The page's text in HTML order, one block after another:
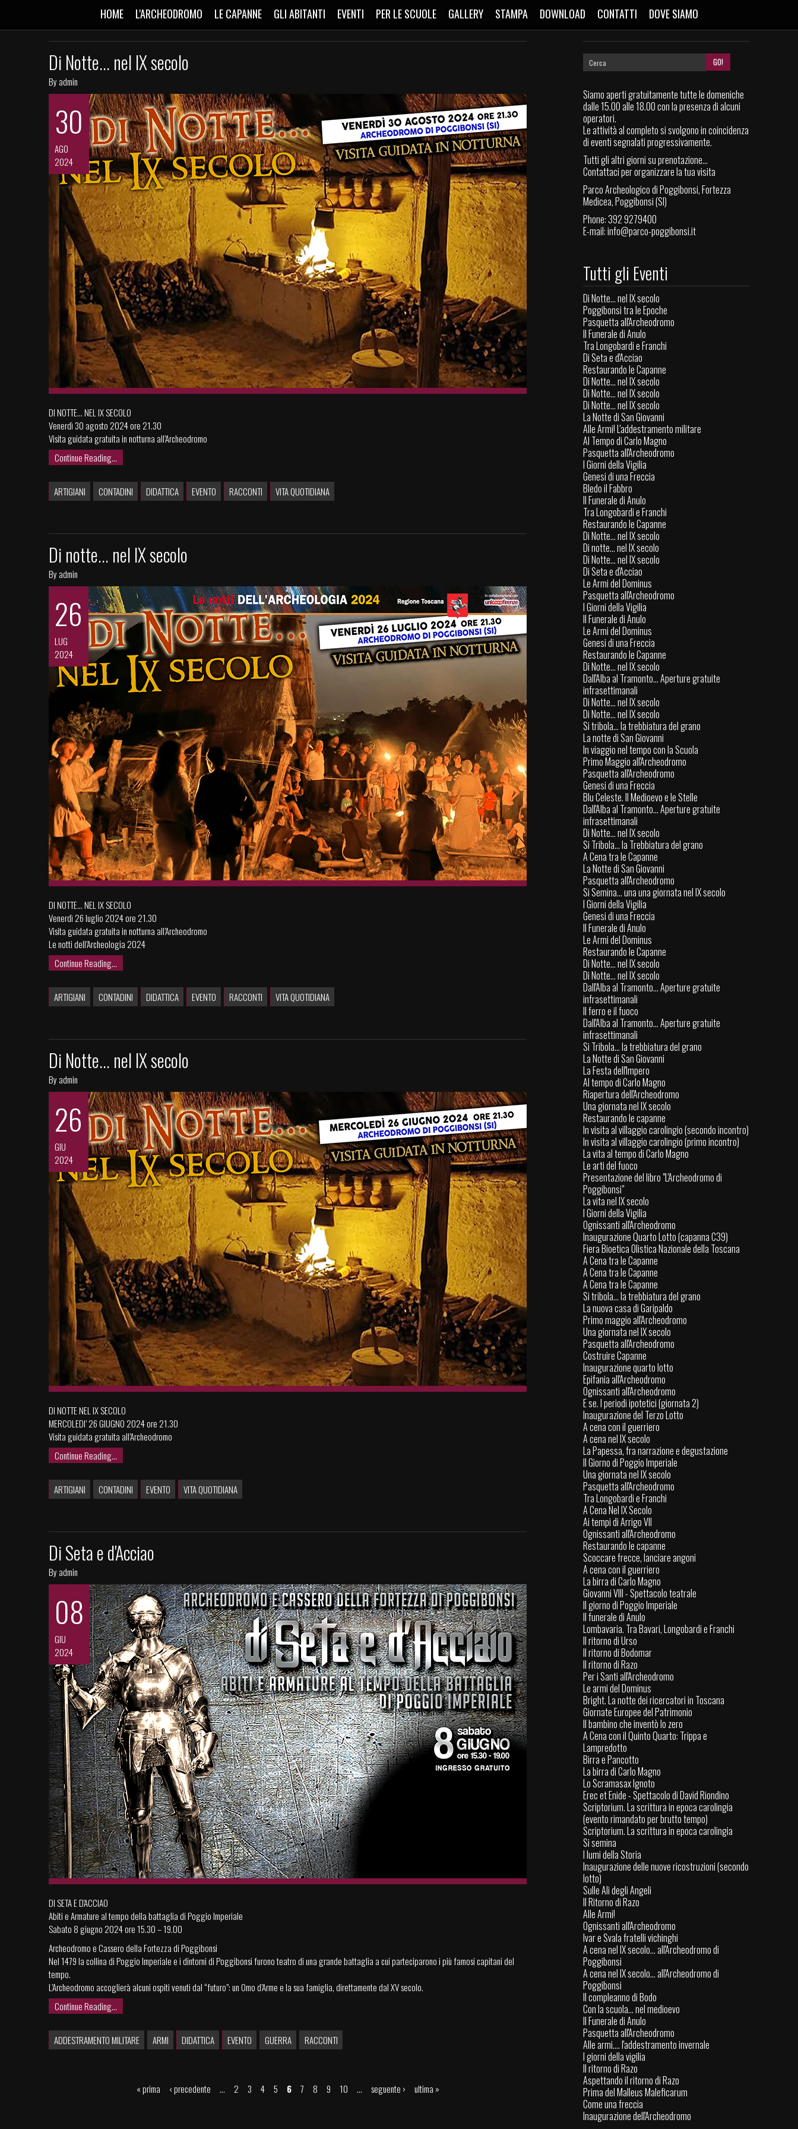
HOME L'ARCHEODROMO LE CAPANNE GLI ABITANTI EVENTI PER LE SCUOLE GALLERY STAMPA DOWNLOAD CONTATTI DOVE SIAMO
Di Notte... nel IX secolo
By admin
30
AGO
2024
DI NOTTE… NEL IX SECOLO
Venerdì 30 agosto 2024 ore 21.30
Visita guidata gratuita in notturna all’Archeodromo
Continue Reading...
ARTIGIANI CONTADINI DIDATTICA EVENTO RACCONTI VITA QUOTIDIANA
Di notte... nel IX secolo
By admin
26
LUG
2024
DI NOTTE… NEL IX SECOLO
Venerdì 26 luglio 2024 ore 21.30
Visita guidata gratuita in notturna all’Archeodromo
Le notti dell’Archeologia 2024
Continue Reading...
ARTIGIANI CONTADINI DIDATTICA EVENTO RACCONTI VITA QUOTIDIANA
Di Notte... nel IX secolo
By admin
26
GIU
2024
DI NOTTE NEL IX SECOLO
MERCOLEDI’ 26 GIUGNO 2024 ore 21.30
Visita guidata gratuita all’Archeodromo
Continue Reading...
ARTIGIANI CONTADINI EVENTO VITA QUOTIDIANA
Di Seta e d'Acciao
By admin
08
GIU
2024
DI SETA E D'ACCIAO
Abiti e Armature al tempo della battaglia di Poggio Imperiale
Sabato 8 giugno 2024 ore 15.30 – 19.00
Archeodromo e Cassero della Fortezza di Poggibonsi
Nel 1479 la collina di Poggio Imperiale e i dintorni di Poggibonsi furono teatro di una grande battaglia a cui parteciparono i più famosi capitani del
tempo.
L’Archeodromo accoglierà alcuni ospiti venuti dal “futuro”: un Omo d’Arme e la sua famiglia, direttamente dal XV secolo.
Continue Reading...
ADDESTRAMENTO MILITARE ARMI DIDATTICA EVENTO GUERRA RACCONTI
« prima ‹ precedente … 2 3 4 5 6 7 8 9 10 … seguente › ultima »
Siamo aperti gratuitamente tutte le domeniche
dalle 15.00 alle 18.00 con la presenza di alcuni
operatori.
Le attività al completo si svolgono in coincidenza
di eventi segnalati progressivamente.
Tutti gli altri giorni su prenotazione...
Contattaci per organizzare la tua visita
Parco Archeologico di Poggibonsi, Fortezza
Medicea, Poggibonsi (SI)
Phone: 392 9279400
E-mail:info@parco-poggibonsi.it
Tutti gli Eventi
Di Notte... nel IX secolo
Poggibonsi tra le Epoche
Pasquetta all'Archeodromo
Il Funerale di Anulo
Tra Longobardi e Franchi
Di Seta e d'Acciao
Restaurando le Capanne
Di Notte... nel IX secolo
Di Notte... nel IX secolo
Di Notte... nel IX secolo
La Notte di San Giovanni
Alle Armi! L'addestramento militare
Al Tempo di Carlo Magno
Pasquetta all'Archeodromo
I Giorni della Vigilia
Genesi di una Freccia
Bledo il Fabbro
Il Funerale di Anulo
Tra Longobardi e Franchi
Restaurando le Capanne
Di Notte... nel IX secolo
Di notte... nel IX secolo
Di Notte... nel IX secolo
Di Seta e d'Acciao
Le Armi del Dominus
Pasquetta all'Archeodromo
I Giorni della Vigilia
Il Funerale di Anulo
Le Armi del Dominus
Genesi di una Freccia
Restaurando le Capanne
Di Notte... nel IX secolo
Dall'Alba al Tramonto... Aperture gratuite
infrasettimanali
Di Notte... nel IX secolo
Di Notte... nel IX secolo
Si tribola... la trebbiatura del grano
La notte di San Giovanni
In viaggio nel tempo con la Scuola
Primo Maggio all'Archeodromo
Pasquetta all'Archeodromo
Genesi di una Freccia
Blu Celeste. Il Medioevo e le Stelle
Dall'Alba al Tramonto... Aperture gratuite
infrasettimanali
Di Notte... nel IX secolo
Si Tribola... la Trebbiatura del grano
A Cena tra le Capanne
La Notte di San Giovanni
Pasquetta all'Archeodromo
Si Semina... una una giornata nel IX secolo
I Giorni della Vigilia
Genesi di una Freccia
Il Funerale di Anulo
Le Armi del Dominus
Restaurando le Capanne
Di Notte... nel IX secolo
Di Notte... nel IX secolo
Dall'Alba al Tramonto... Aperture gratuite
infrasettimanali
Il ferro e il fuoco
Dall'Alba al Tramonto... Aperture gratuite
infrasettimanali
Si Tribola... la trebbiatura del grano
La Notte di San Giovanni
La Festa dell'Impero
Al tempo di Carlo Magno
Riapertura dell'Archeodromo
Una giornata nel IX secolo
Restaurando le capanne
In visita al villaggio carolingio (secondo incontro)
In visita al villaggio carolingio (primo incontro)
La vita al tempo di Carlo Magno
Le arti del fuoco
Presentazione del libro "L'Archeodromo di
Poggibonsi"
La vita nel IX secolo
I Giorni della Vigilia
Ognissanti all'Archeodromo
Inaugurazione Quarto Lotto (capanna C39)
Fiera Bioetica Olistica Nazionale della Toscana
A Cena tra le Capanne
A Cena tra le Capanne
A Cena tra le Capanne
Si tribola... la trebbiatura del grano
La nuova casa di Garipaldo
Primo maggio all'Archeodromo
Una giornata nel IX secolo
Pasquetta all'Archeodromo
Costruire Capanne
Inaugurazione quarto lotto
Epifania all'Archeodromo
Ognissanti all'Archeodromo
E se. I periodi ipotetici (giornata 2)
Inaugurazione del Terzo Lotto
A cena con il guerriero
A cena nel IX secolo
La Papessa, fra narrazione e degustazione
Il Giorno di Poggio Imperiale
Una giornata nel IX secolo
Pasquetta all'Archeodromo
Tra Longobardi e Franchi
A Cena Nel IX Secolo
Ai tempi di Arrigo VII
Ognissanti all'Archeodromo
Restaurando le capanne
Scoccare frecce, lanciare angoni
A cena con il guerriero
La birra di Carlo Magno
Giovanni VIII - Spettacolo teatrale
Il giorno di Poggio Imperiale
Il funerale di Anulo
Lombavaria. Tra Bavari, Longobardi e Franchi
Il ritorno di Urso
Il ritorno di Bodomar
Il ritorno di Razo
Per i Santi all'Archeodromo
Le armi del Dominus
Bright. La notte dei ricercatori in Toscana
Giornate Europee del Patrimonio
Il bambino che inventò lo zero
A Cena con il Quinto Quarto: Trippa e
Lampredotto
Birra e Pancotto
La birra di Carlo Magno
Lo Scramasax Ignoto
Erec et Enide - Spettacolo di David Riondino
Scriptorium. La scrittura in epoca carolingia
(evento rimandato per brutto tempo)
Scriptorium. La scrittura in epoca carolingia
Si semina
I lumi della Storia
Inaugurazione delle nuove ricostruzioni (secondo
lotto)
Sulle Ali degli Angeli
Il Ritorno di Razo
Alle Armi!
Ognissanti all'Archeodromo
Ivar e Svala fratelli vichinghi
A cena nel IX secolo... all'Archeodromo di
Poggibonsi
A cena nel IX secolo... all'Archeodromo di
Poggibonsi
Il compleanno di Bodo
Con la scuola… nel medioevo
Il Funerale di Anulo
Pasquetta all'Archeodromo
Alle armi.... l'addestramento invernale
I giorni della vigilia
Il ritorno di Razo
Aspettando il ritorno di Razo
Prima del Malleus Maleficarum
Come una freccia
Inaugurazione dell'Archeodromo